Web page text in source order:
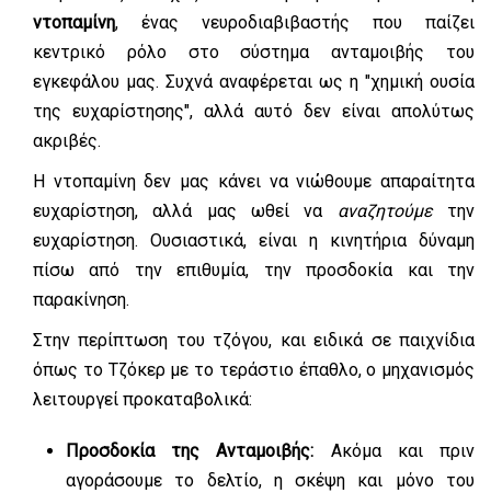
ντοπαμίνη, ένας νευροδιαβιβαστής που παίζει
κεντρικό ρόλο στο σύστημα ανταμοιβής του
εγκεφάλου μας. Συχνά αναφέρεται ως η "χημική ουσία
της ευχαρίστησης", αλλά αυτό δεν είναι απολύτως
ακριβές.
Η ντοπαμίνη δεν μας κάνει να νιώθουμε απαραίτητα
ευχαρίστηση, αλλά μας ωθεί να αναζητούμετην
ευχαρίστηση. Ουσιαστικά, είναι η κινητήρια δύναμη
πίσω από την επιθυμία, την προσδοκία και την
παρακίνηση.
Στην περίπτωση του τζόγου, και ειδικά σε παιχνίδια
όπως το Τζόκερ με το τεράστιο έπαθλο, ο μηχανισμός
λειτουργεί προκαταβολικά:
Προσδοκία της Ανταμοιβής: Ακόμα και πριν
αγοράσουμε το δελτίο, η σκέψη και μόνο του